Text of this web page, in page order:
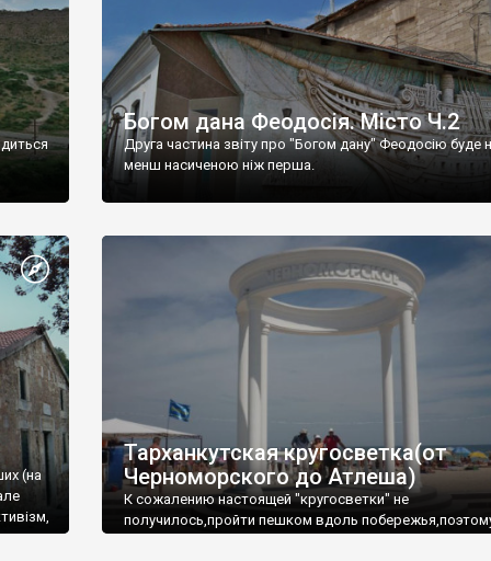
Богом дана Феодосія. Місто Ч.2
Друга частина звіту про "Богом дану" Феодосію буде
менш насиченою ніж перша.
(на
Тарханкутская кругосветка(от
Черноморского до Атлеша)
К сожалению настоящей "кругосветки" не
получилось,пройти пешком вдоль